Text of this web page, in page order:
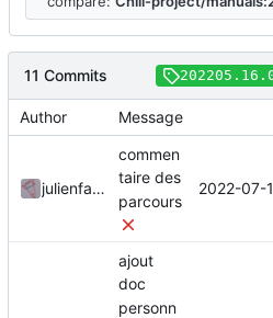
11 Commits
Author Message
julienfastre
commen
taire des
parcours
2022-07-
ajout
doc
personn